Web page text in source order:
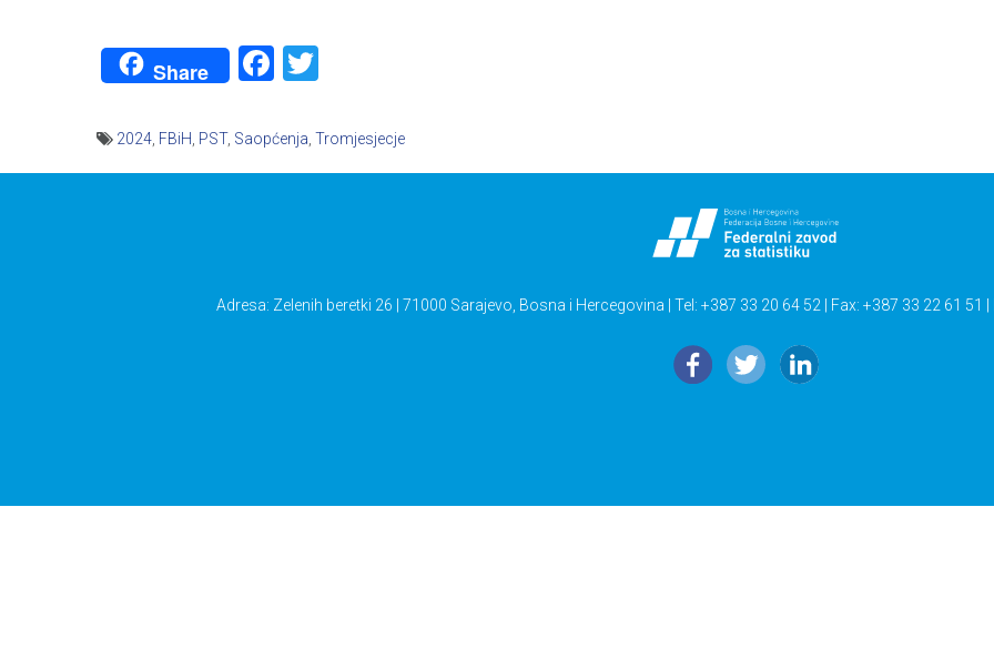
Share Facebook
2024 FBiH PST, Saopćenja Tromjesjecje
Adresa: Zelenih beretki 26 | 71000 Sarajevo, Bosna i Hercegovina | Tel: +387 33 20 64 52 | Fax: +387 33 22 61 51 |